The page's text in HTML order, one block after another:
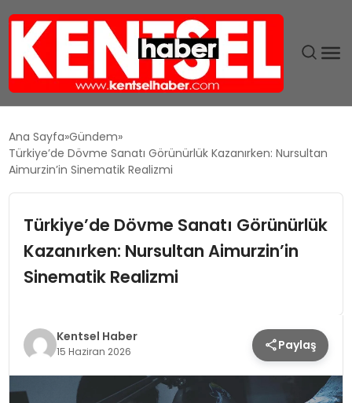
GÜNDEM
EĞITIM
MAGAZIN
KÜLTÜR & SANAT
Ana Sayfa Gündem
Türkiye’de Dövme Sanatı Görünürlük Kazanırken: Nursultan
Aimurzin’in Sinematik Realizmi
Türkiye’de Dövme Sanatı Görünürlük
Kazanırken: Nursultan Aimurzin’in
Sinematik Realizmi
Kentsel Haber
15 Haziran 2026 Paylaş